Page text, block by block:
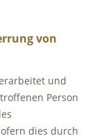
von
und
Person
dies durch